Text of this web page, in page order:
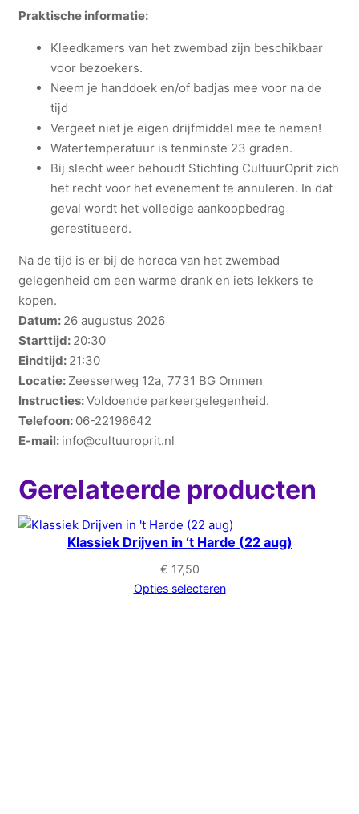
Praktische informatie:
Kleedkamers van het zwembad zijn beschikbaar
voor bezoekers.
Neem je handdoek en/of badjas mee voor na de
tijd
Vergeet niet je eigen drijfmiddel mee te nemen!
Watertemperatuur is tenminste 23 graden.
Bij slecht weer behoudt Stichting CultuurOprit zich
het recht voor het evenement te annuleren. In dat
geval wordt het volledige aankoopbedrag
gerestitueerd.
Na de tijd is er bij de horeca van het zwembad
gelegenheid om een warme drank en iets lekkers te
kopen.
Datum: 26 augustus 2026
Starttijd: 20:30
Eindtijd: 21:30
Locatie: Zeesserweg 12a, 7731 BG Ommen
Instructies:Voldoende parkeergelegenheid.
Telefoon: 06-22196642
E-mail: info@cultuuroprit.nl
Gerelateerde producten
Klassiek Drijven in ‘t Harde (22 aug)
€ 17,50
Opties selecteren